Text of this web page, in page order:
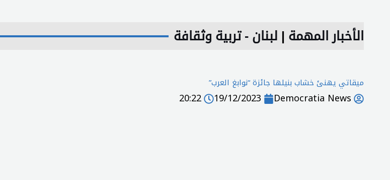
الأخبار المهمة | لبنان - تربية وثقافة
ميقاتي يهنئ خشاب بنيلها جائزة “نوابغ العرب”
Democratia News
19/12/2023
20:22